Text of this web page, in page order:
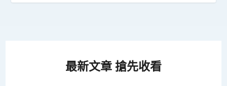
最新文章 搶先收看